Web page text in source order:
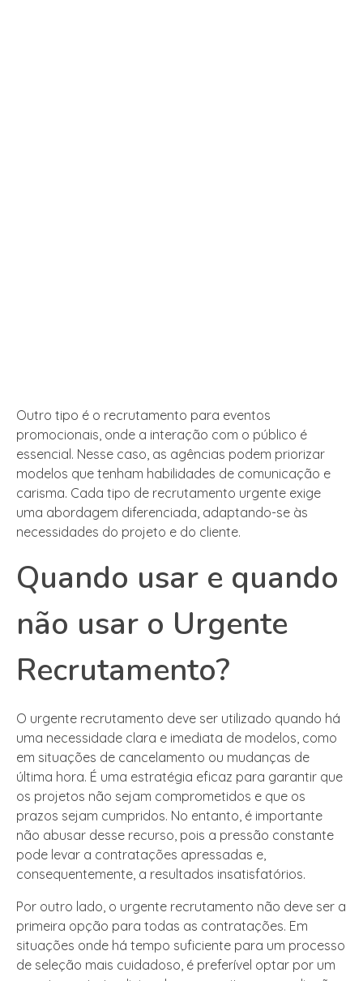
Outro tipo é o recrutamento para eventos
promocionais, onde a interação com o público é
essencial. Nesse caso, as agências podem priorizar
modelos que tenham habilidades de comunicação e
carisma. Cada tipo de recrutamento urgente exige
uma abordagem diferenciada, adaptando-se às
necessidades do projeto e do cliente.
Quando usar e quando
não usar o Urgente
Recrutamento?
O urgente recrutamento deve ser utilizado quando há
uma necessidade clara e imediata de modelos, como
em situações de cancelamento ou mudanças de
última hora. É uma estratégia eficaz para garantir que
os projetos não sejam comprometidos e que os
prazos sejam cumpridos. No entanto, é importante
não abusar desse recurso, pois a pressão constante
pode levar a contratações apressadas e,
consequentemente, a resultados insatisfatórios.
Por outro lado, o urgente recrutamento não deve ser a
primeira opção para todas as contratações. Em
situações onde há tempo suficiente para um processo
de seleção mais cuidadoso, é preferível optar por um